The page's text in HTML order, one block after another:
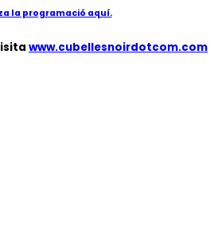
la programació aquí.
www.cubellesnoirdotcom.com